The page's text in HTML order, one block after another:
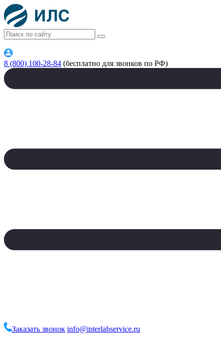
8 (800) 100-28-84 (бесплатно для звонков по РФ)
Заказать звонок info@interlabservice.ru